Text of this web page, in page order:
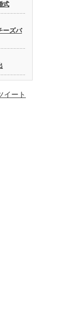
式
ーズバ
イート